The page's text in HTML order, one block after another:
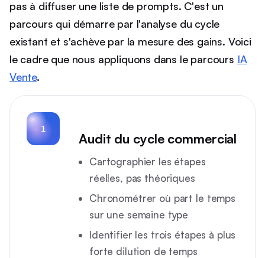
pas à diffuser une liste de prompts. C'est un
parcours qui démarre par l'analyse du cycle
existant et s'achève par la mesure des gains. Voici
le cadre que nous appliquons dans le parcours IA
Vente.
1
Audit du cycle commercial
Cartographier les étapes
réelles, pas théoriques
Chronométrer où part le temps
sur une semaine type
Identifier les trois étapes à plus
forte dilution de temps